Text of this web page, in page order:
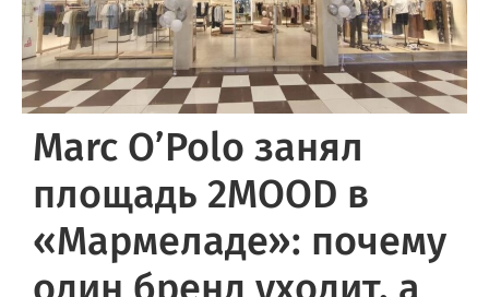
Marc O’Polo занял
площадь 2MOOD в
«Мармеладе»: почему